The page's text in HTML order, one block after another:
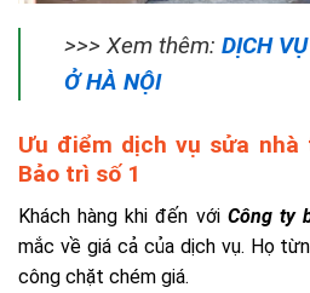
>>> Xem thêm: DỊCH
Ở HÀ NỘI
Ưu điểm dịch vụ sửa
Bảo trì số 1
Khách hàng khi đến với Công ty
mắc về giá cả của dịch vụ. Họ
công chặt chém giá.